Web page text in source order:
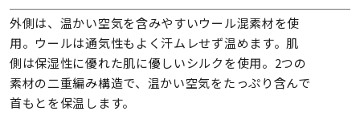
外側は、温かい空気を含みやすいウール混素材を使
用。ウールは通気性もよく汗ムレせず温めます。肌
側は保湿性に優れた肌に優しいシルクを使用。2つの
素材の二重編み構造で、温かい空気をたっぷり含んで
首もとを保温します。